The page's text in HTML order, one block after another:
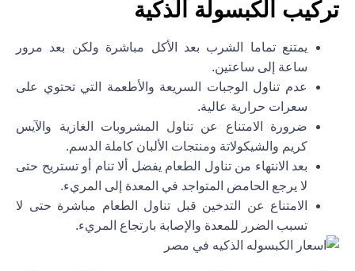
تركيب الكبسولة الذكية
يمتنع تماما الشرب بعد الأكل مباشرة ولكن بعد مرور
ساعة إلى ساعتين.
عدم تناول الوجبات السريعة والأطعمة التي تحتوي على
سعرات حرارية عالية.
ضرورة الامتناع عن تناول المشروبات الغازية والآيس
كريم والشيكولاتة ومنتجات الألبان كاملة الدسم.
بعد الانتهاء من تناول الطعام يفضل ألا تنام أو تستريح حتى
لا يرجع الحامض المتواجد في المعدة إلى المريء.
الامتناع عن التدخين قبل تناول الطعام مباشرة حتى لا
تسبب الضرر للمعدة والإصابة بارتجاع المريء.